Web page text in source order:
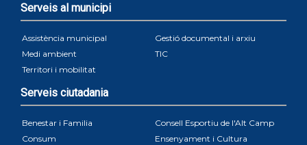
Serveis al municipi
Assistència municipal
Gestió documental i arxiu
Medi ambient
TIC
Territori i mobilitat
Serveis ciutadania
Benestar i Familia
Consell Esportiu de l'Alt Camp
Consum
Ensenyament i Cultura